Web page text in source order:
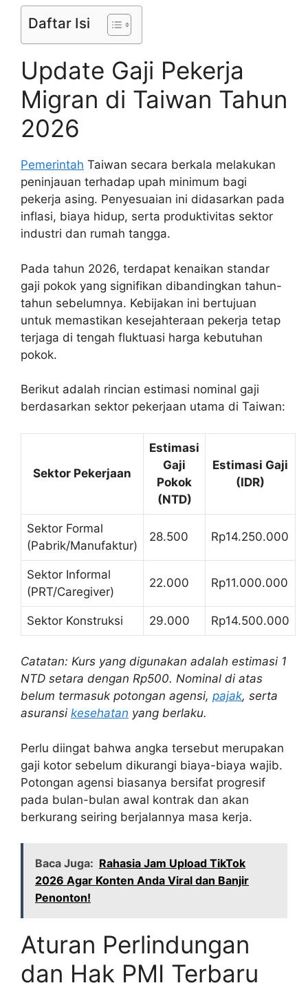
Daftar Isi
Update Gaji Pekerja
Migran di Taiwan Tahun
2026
Pemerintah Taiwan secara berkala melakukan
peninjauan terhadap upah minimum bagi
pekerja asing. Penyesuaian ini didasarkan pada
inflasi, biaya hidup, serta produktivitas sektor
industri dan rumah tangga.
Pada tahun 2026, terdapat kenaikan standar
gaji pokok yang signifikan dibandingkan tahun-
tahun sebelumnya. Kebijakan ini bertujuan
untuk memastikan kesejahteraan pekerja tetap
terjaga di tengah fluktuasi harga kebutuhan
pokok.
Berikut adalah rincian estimasi nominal gaji
berdasarkan sektor pekerjaan utama di Taiwan:
Sektor Pekerjaan
Estimasi
Gaji
Pokok
(NTD)
Estimasi Gaji
(IDR)
Sektor Formal
(Pabrik/Manufaktur)
28.500 Rp14.250.000
Sektor Informal
(PRT/Caregiver)
22.000 Rp11.000.000
Sektor Konstruksi 29.000 Rp14.500.000
Catatan: Kurs yang digunakan adalah estimasi 1
NTD setara dengan Rp500. Nominal di atas
belum termasuk potongan agensi, pajak, serta
asuransi kesehatan yang berlaku.
Perlu diingat bahwa angka tersebut merupakan
gaji kotor sebelum dikurangi biaya-biaya wajib.
Potongan agensi biasanya bersifat progresif
pada bulan-bulan awal kontrak dan akan
berkurang seiring berjalannya masa kerja.
Baca Juga: Rahasia Jam Upload TikTok
2026 Agar Konten Anda Viral dan Banjir
Penonton!
Aturan Perlindungan
dan Hak PMI Terbaru